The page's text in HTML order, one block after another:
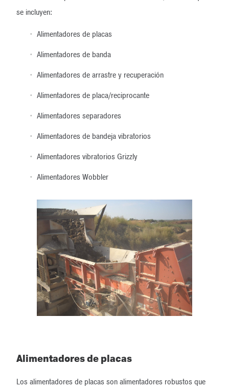
se incluyen:
Alimentadores de placas
Alimentadores de banda
Alimentadores de arrastre y recuperación
Alimentadores de placa/reciprocante
Alimentadores separadores
Alimentadores de bandeja vibratorios
Alimentadores vibratorios Grizzly
Alimentadores Wobbler
Alimentadores de placas
Los alimentadores de placas son alimentadores robustos que